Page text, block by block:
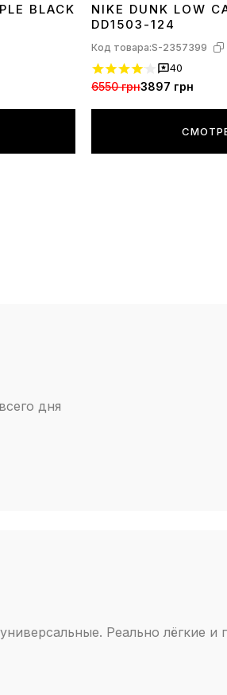
BLACK
3637 383940 414243 44
NIKE DUNK LOW
DD1503-124
Код товара:S-2357399
40
6550 грн3897 грн
дня
Реально лëгкие и